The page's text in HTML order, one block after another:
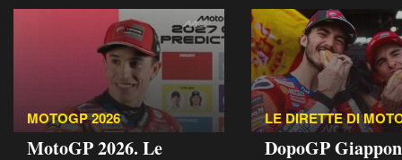
MOTOGP 2026
MotoGP 2026. Le
LE DIRETTE DI
DopoGP